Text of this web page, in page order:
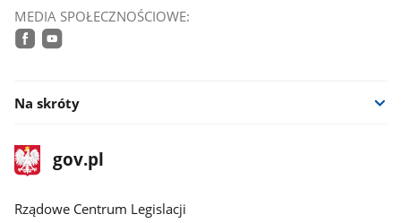
MEDIA SPOŁECZNOŚCIOWE:
Na skróty
stopka
gov.plStrona
gov.pl
Rządowe Centrum Legislacji